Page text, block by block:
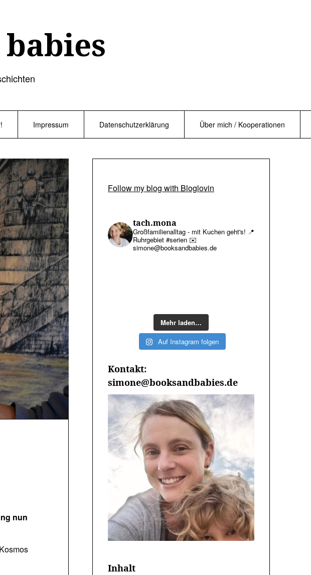
Impressum Datenschutzerklärung Über mich / Kooperationen
nun
Follow my blog with Bloglovin
tach.mona
Großfamilienalltag - mit Kuchen geht's! 📍
Ruhrgebiet #serien ✉️
simone@booksandbabies.de
Mehr laden…
Auf Instagram folgen
Kontakt:
simone@booksandbabies.de
Inhalt